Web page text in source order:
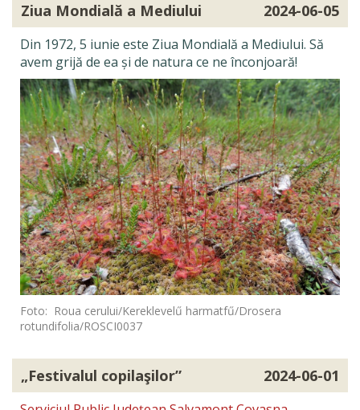
Ziua Mondială a Mediului 2024-06-05
Din 1972, 5 iunie este Ziua Mondială a Mediului. Să
avem grijă de ea și de natura ce ne înconjoară!
Foto: Roua cerului/Kereklevelű harmatfű/Drosera
rotundifolia/ROSCI0037
„Festivalul copilaşilor” 2024-06-01